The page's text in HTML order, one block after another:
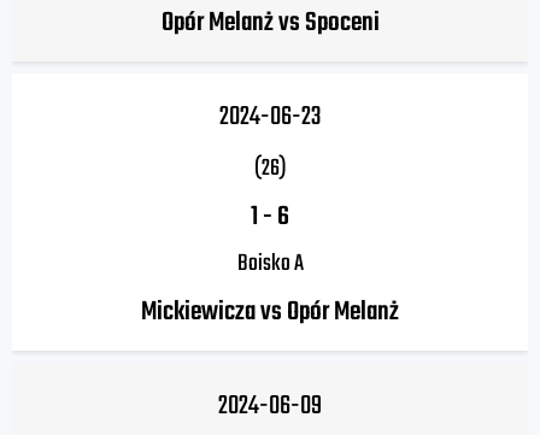
Opór Melanż vs Spoceni
2024-06-23
(26)
1-6
Boisko A
Mickiewicza vs Opór Melanż
2024-06-09